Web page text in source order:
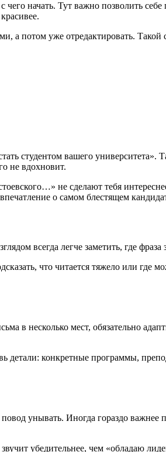
начать. Тут важно позволить себе
потом уже отредактировать. Такой
студентом вашего университета».
не вдохновит.
не сделают тебя
о самом блестящем
всегда легче заметить, где
что читается тяжело или где
в несколько мест, обязательно
конкретные программы,
унывать. Иногда гораздо важнее
убедительнее, чем «обладаю